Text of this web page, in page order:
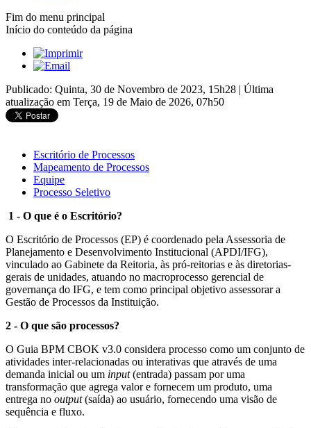
Fim do menu principal
Início do conteúdo da página
Publicado: Quinta, 30 de Novembro de 2023, 15h28 | Última
atualização em Terça, 19 de Maio de 2026, 07h50
Escritório de Processos
Mapeamento de Processos
Equipe
Processo Seletivo
1 - O que é o Escritório?
O Escritório de Processos (EP) é coordenado pela Assessoria de
Planejamento e Desenvolvimento Institucional (APDI/IFG),
vinculado ao Gabinete da Reitoria, às pró-reitorias e às diretorias-
gerais de unidades, atuando no macroprocesso gerencial de
governança do IFG, e tem como principal objetivo assessorar a
Gestão de Processos da Instituição.
2 - O que são processos?
O Guia BPM CBOK v3.0 considera processo como um conjunto de
atividades inter-relacionadas ou interativas que através de uma
demanda inicial ou um input(entrada) passam por uma
transformação que agrega valor e fornecem um produto, uma
entrega no output(saída) ao usuário, fornecendo uma visão de
sequência e fluxo.